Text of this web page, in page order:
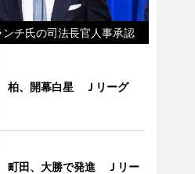
チ氏の司法長官人事承認
柏、開幕白星 Ｊリーグ
町田、大勝で発進 Ｊリー